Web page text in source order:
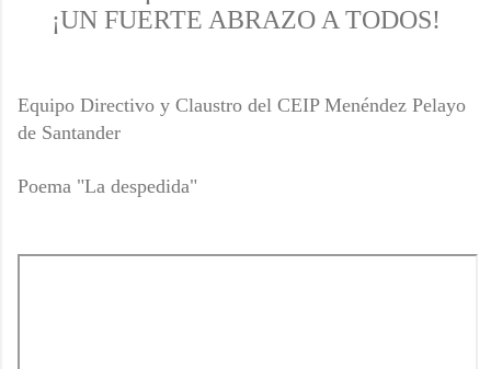
¡UN FUERTE ABRAZO A TODOS!
Equipo Directivo y Claustro del CEIP Menéndez Pelayo
de Santander
Poema "La despedida"